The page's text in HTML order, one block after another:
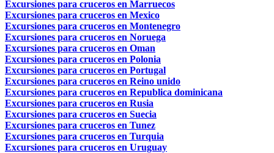
Excursiones para cruceros en Marruecos
Excursiones para cruceros en Mexico
Excursiones para cruceros en Montenegro
Excursiones para cruceros en Noruega
Excursiones para cruceros en Oman
Excursiones para cruceros en Polonia
Excursiones para cruceros en Portugal
Excursiones para cruceros en Reino unido
Excursiones para cruceros en Republica dominicana
Excursiones para cruceros en Rusia
Excursiones para cruceros en Suecia
Excursiones para cruceros en Tunez
Excursiones para cruceros en Turquia
Excursiones para cruceros en Uruguay